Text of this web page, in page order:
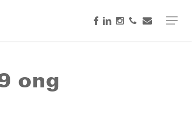
Menu
facebook
linkedin
instagram
phone
email
ong